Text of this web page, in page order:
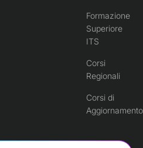
Formazione
Superiore
ITS
Corsi
Regionali
Corsi di
Aggiornamento